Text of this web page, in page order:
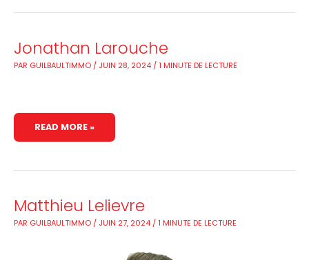
Jonathan Larouche
PAR GUILBAULTIMMO / JUIN 28, 2024 / 1 MINUTE DE LECTURE
JONATHAN
LAROUCHE
READ MORE »
Matthieu Lelievre
PAR GUILBAULTIMMO / JUIN 27, 2024 / 1 MINUTE DE LECTURE
MATTHIEU
LELIEVRE